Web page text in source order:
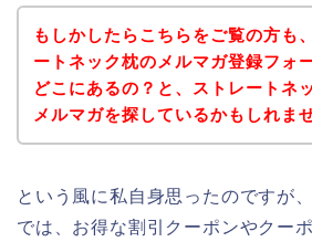
もしかしたらこちらをご覧の方も
ートネック枕のメルマガ登録フォ
どこにあるの？と、ストレートネ
メルマガを探しているかもしれませ
という風に私自身思ったのですが
では、お得な割引クーポンやクー